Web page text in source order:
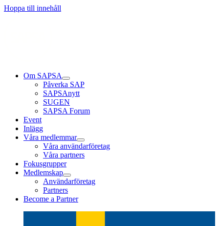
Hoppa till innehåll
Om SAPSA
Påverka SAP
SAPSAnytt
SUGEN
SAPSA Forum
Event
Inlägg
Våra medlemmar
Våra användarföretag
Våra partners
Fokusgrupper
Medlemskap
Användarföretag
Partners
Become a Partner